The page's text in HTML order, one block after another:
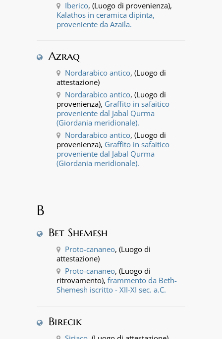
Iberico, (Luogo di provenienza),
Kalathos in ceramica dipinta,
proveniente da Azaila.
Azraq
Nordarabico antico, (Luogo di
attestazione)
Nordarabico antico, (Luogo di
provenienza), Graffito in safaitico
proveniente dal Jabal Qurma
(Giordania meridionale).
Nordarabico antico, (Luogo di
provenienza), Graffito in safaitico
proveniente dal Jabal Qurma
(Giordania meridionale).
B
Bet Shemesh
Proto-cananeo, (Luogo di
attestazione)
Proto-cananeo, (Luogo di
ritrovamento), frammento da Beth-
Shemesh iscritto - XII-XI sec. a.C.
Birecik